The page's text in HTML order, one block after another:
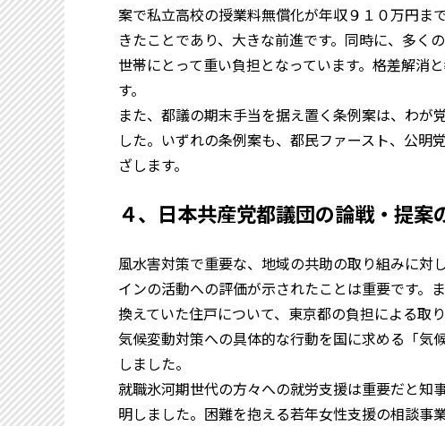
案で私立高校の授業料無償化が年収９１０万円ま
きたことであり、大きな前進です。同時に、多く
世帯にとって重い負担となっています。格差解消
す。
また、都議の期末手当を据え置く条例案は、わ
した。いずれの条例案も、都民ファースト、公明
ざします。
４、日本共産党都議団の論戦・提案
風水害対策で重要な、地域の共助の取り組みに対
インの活動への評価が示されたことは重要です。
換えていた住戸について、東京都の負担による取
気候変動対策への具体的な行動を国に求める「気
しました。
就職氷河期世代の方々への就労支援は重要だと知
明しました。困難を抱える若年女性支援の相談事